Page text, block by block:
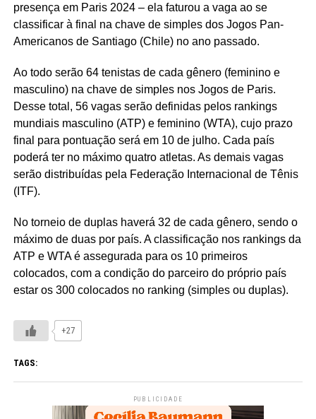
presença em Paris 2024 – ela faturou a vaga ao se
classificar à final na chave de simples dos Jogos Pan-
Americanos de Santiago (Chile) no ano passado.
Ao todo serão 64 tenistas de cada gênero (feminino e
masculino) na chave de simples nos Jogos de Paris.
Desse total, 56 vagas serão definidas pelos rankings
mundiais masculino (ATP) e feminino (WTA), cujo prazo
final para pontuação será em 10 de julho. Cada país
poderá ter no máximo quatro atletas. As demais vagas
serão distribuídas pela Federação Internacional de Tênis
(ITF).
No torneio de duplas haverá 32 de cada gênero, sendo o
máximo de duas por país. A classificação nos rankings da
ATP e WTA é assegurada para os 10 primeiros
colocados, com a condição do parceiro do próprio país
estar os 300 colocados no ranking (simples ou duplas).
+27
TAGS:
PUBLICIDADE